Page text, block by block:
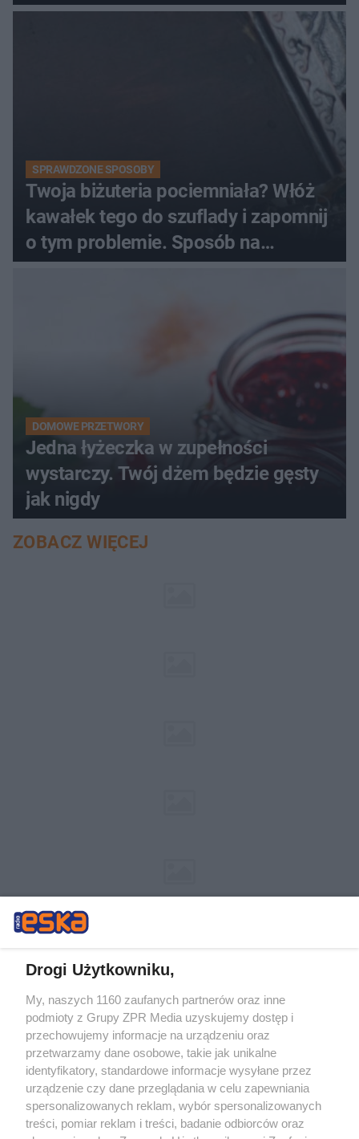
SPRAWDZONE SPOSOBY
Twoja biżuteria pociemniała? Włóż
kawałek tego do szuflady i zapomnij
o tym problemie. Sposób na
pociemniałą biżuterię
DOMOWE PRZETWORY
Jedna łyżeczka w zupełności
wystarczy. Twój dżem będzie gęsty
jak nigdy
ZOBACZ WIĘCEJ
Żaden utwór zamieszczony w serwisie nie może być powielany i
rozpowszechniany lub dalej rozpowszechniany w jakikolwiek sposób (w
tym także elektroniczny lub mechaniczny) na jakimkolwiek polu
eksploatacji w jakiejkolwiek formie, włącznie z umieszczaniem w
Internecie bez pisemnej zgody właściciela praw. Jakiekolwiek użycie lub
wykorzystanie utworów w całości lub w części z naruszeniem prawa,
tzn. bez właściwej zgody, jest zabronione pod groźbą kary i może być
ścigane prawnie.
Drogi Użytkowniku,
My, naszych 1160 zaufanych partnerów oraz inne
podmioty z Grupy ZPR Media uzyskujemy dostęp i
przechowujemy informacje na urządzeniu oraz
przetwarzamy dane osobowe, takie jak unikalne
identyfikatory, standardowe informacje wysyłane przez
urządzenie czy dane przeglądania w celu zapewniania
spersonalizowanych reklam, wybór spersonalizowanych
treści, pomiar reklam i treści, badanie odbiorców oraz